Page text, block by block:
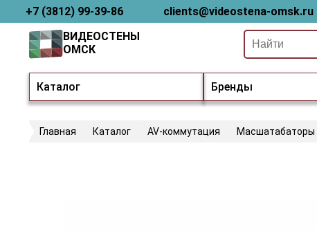
+7 (3812) 99-39-86 clients@videostena-omsk.ru
Каталог Бренды
ВИДЕОСТЕНЫ
ОМСК
Главная Каталог AV-коммутация Масшатабаторы